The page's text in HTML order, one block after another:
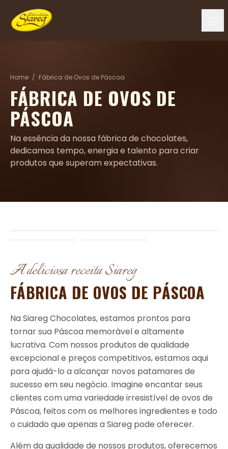
Home / Fábrica de Ovos de Páscoa
FÁBRICA DE OVOS DE
PÁSCOA
Na essência da nossa fábrica de chocolates,
dedicamos tempo, energia e talento para criar
produtos que superam expectativas.
A deliciosa receita Siareg
FÁBRICA DE OVOS DE PÁSCOA
Na Siareg Chocolates, estamos prontos para
tornar sua Páscoa memorável e altamente
lucrativa. Com nossos produtos de qualidade
excepcional e preços competitivos, estamos aqui
para ajudá-lo a alcançar novos patamares de
sucesso em seu negócio. Imagine encantar seus
clientes com uma variedade irresistível de ovos de
Páscoa, feitos com os melhores ingredientes e todo
o cuidado que apenas a Siareg pode oferecer.
Além da qualidade de nossos produtos, oferecemos